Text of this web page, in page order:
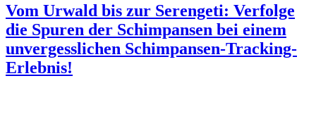
Vom Urwald bis zur Serengeti: Verfolge
die Spuren der Schimpansen bei einem
unvergesslichen Schimpansen-Tracking-
Erlebnis!